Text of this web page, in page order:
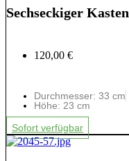
Sechseckiger Kasten
120,00 €
Durchmesser: 33 cm
Höhe: 23 cm
Sofort verfügbar